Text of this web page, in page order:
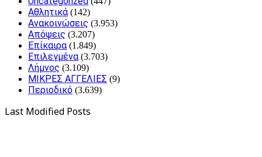
Αθλητικά (142)
Ανακοινώσεις (3.953)
Απόψεις (3.207)
Επίκαιρα (1.849)
Επιλεγμένα (3.703)
Λήμνος (3.109)
ΜΙΚΡΕΣ ΑΓΓΕΛΙΕΣ (9)
Περιοδικό (3.639)
Last Modified Posts